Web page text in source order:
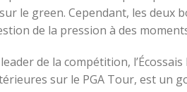
le green. Cependant, les deux
de la pression à des
de la compétition,
sur le PGA Tour, est un